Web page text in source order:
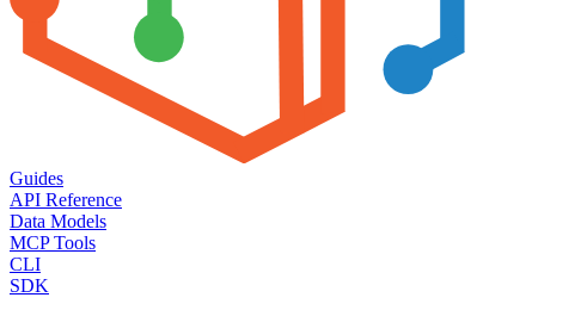
Guides
API Reference
Data Models
MCP Tools
CLI
SDK